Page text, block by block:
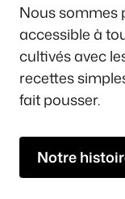
Nous sommes
accessible à
cultivés avec
recettes
fait pousser.
Notre